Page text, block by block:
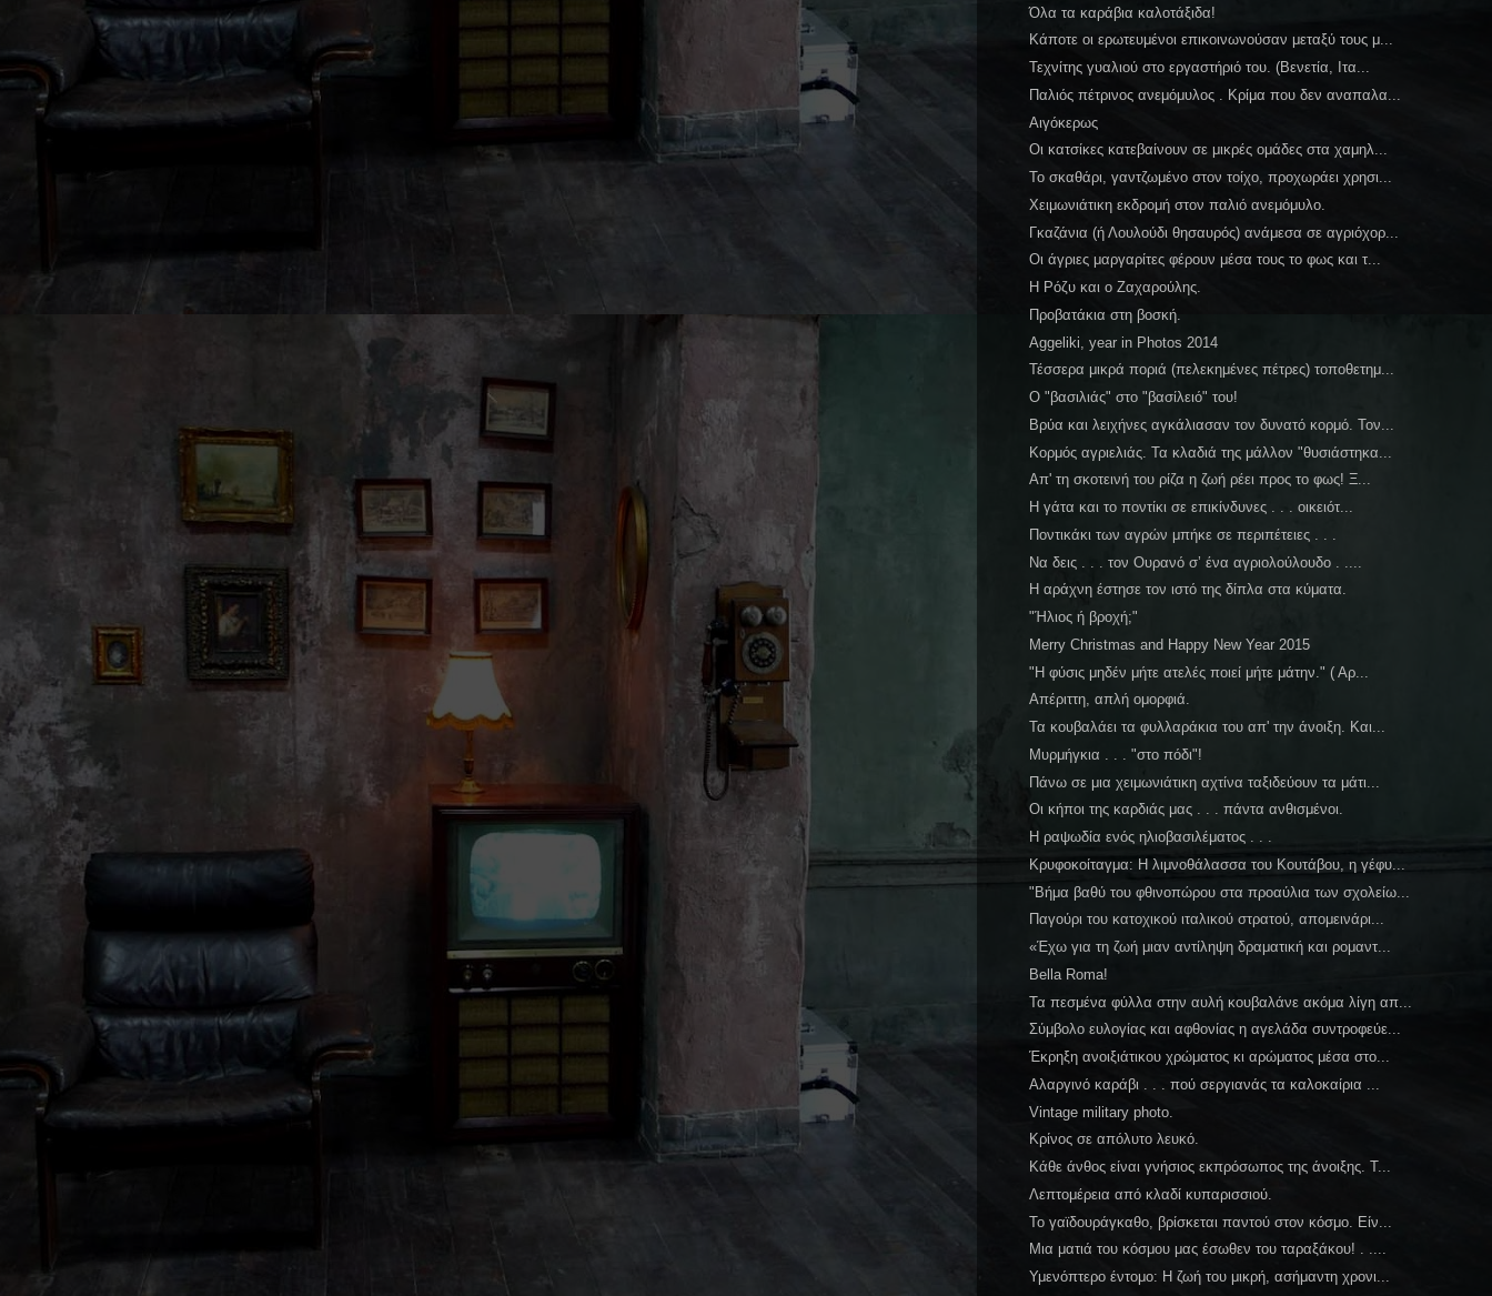
Όλα τα καράβια καλοτάξιδα!
Κάποτε οι ερωτευμένοι επικοινωνούσαν μεταξύ τους μ...
Τεχνίτης γυαλιού στο εργαστήριό του. (Βενετία, Ιτα...
Παλιός πέτρινος ανεμόμυλος . Κρίμα που δεν αναπαλα...
Αιγόκερως
Οι κατσίκες κατεβαίνουν σε μικρές ομάδες στα χαμηλ...
Το σκαθάρι, γαντζωμένο στον τοίχο, προχωράει χρησι...
Χειμωνιάτικη εκδρομή στον παλιό ανεμόμυλο.
Γκαζάνια (ή Λουλούδι θησαυρός) ανάμεσα σε αγριόχορ...
Οι άγριες μαργαρίτες φέρουν μέσα τους το φως και τ...
Η Ρόζυ και ο Ζαχαρούλης.
Προβατάκια στη βοσκή.
Aggeliki, year in Photos 2014
Τέσσερα μικρά ποριά (πελεκημένες πέτρες) τοποθετημ...
Ο "βασιλιάς" στο "βασίλειό" του!
Βρύα και λειχήνες αγκάλιασαν τον δυνατό κορμό. Τον...
Κορμός αγριελιάς. Τα κλαδιά της μάλλον "θυσιάστηκα...
Απ' τη σκοτεινή του ρίζα η ζωή ρέει προς το φως! Ξ...
Η γάτα και το ποντίκι σε επικίνδυνες . . . οικειότ...
Ποντικάκι των αγρών μπήκε σε περιπέτειες . . .
Να δεις . . . τον Ουρανό σ’ ένα αγριολούλουδο . ....
Η αράχνη έστησε τον ιστό της δίπλα στα κύματα.
"Ήλιος ή βροχή;"
Merry Christmas and Happy New Year 2015
"Η φύσις μηδέν μήτε ατελές ποιεί μήτε μάτην." ( Αρ...
Απέριττη, απλή ομορφιά.
Τα κουβαλάει τα φυλλαράκια του απ' την άνοιξη. Και...
Μυρμήγκια . . . "στο πόδι"!
Πάνω σε μια χειμωνιάτικη αχτίνα ταξιδεύουν τα μάτι...
Οι κήποι της καρδιάς μας . . . πάντα ανθισμένοι.
Η ραψωδία ενός ηλιοβασιλέματος . . .
Κρυφοκοίταγμα: Η λιμνοθάλασσα του Κουτάβου, η γέφυ...
"Βήμα βαθύ του φθινοπώρου στα προαύλια των σχολείω...
Παγούρι του κατοχικού ιταλικού στρατού, απομεινάρι...
«Έχω για τη ζωή μιαν αντίληψη δραματική και ρομαντ...
Bella Roma!
Τα πεσμένα φύλλα στην αυλή κουβαλάνε ακόμα λίγη απ...
Σύμβολο ευλογίας και αφθονίας η αγελάδα συντροφεύε...
Έκρηξη ανοιξιάτικου χρώματος κι αρώματος μέσα στο...
Αλαργινό καράβι . . . πού σεργιανάς τα καλοκαίρια ...
Vintage military photo.
Κρίνος σε απόλυτο λευκό.
Κάθε άνθος είναι γνήσιος εκπρόσωπος της άνοιξης. Τ...
Λεπτομέρεια από κλαδί κυπαρισσιού.
Το γαϊδουράγκαθο, βρίσκεται παντού στον κόσμο. Είν...
Μια ματιά του κόσμου μας έσωθεν του ταραξάκου! . ....
Υμενόπτερο έντομο: Η ζωή του μικρή, ασήμαντη χρονι...